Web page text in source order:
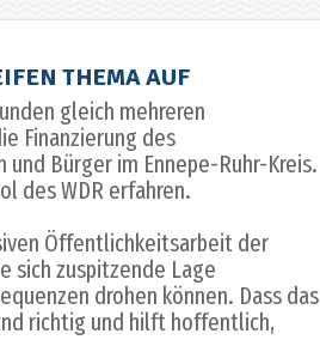
THEMA AUF
gleich mehreren
Finanzierung des
Bürger im Ennepe-Ruhr-Kreis.
des WDR erfahren.
Öffentlichkeitsarbeit der
sich zuspitzende Lage
drohen können. Dass das
richtig und hilft hoffentlich,